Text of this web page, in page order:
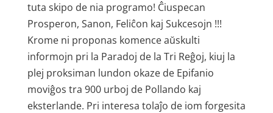
tuta skipo de nia programo! Ĉiuspecan
Prosperon, Sanon, Feliĉon kaj Sukcesojn !!!
Krome ni proponas komence aŭskulti
informojn pri la Paradoj de la Tri Reĝoj, kiuj la
plej proksiman lundon okaze de Epifanio
moviĝos tra 900 urboj de Pollando kaj
eksterlande. Pri interesa tolaĵo de iom forgesita